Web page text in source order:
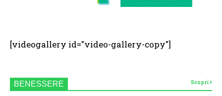
[videogallery id="video-gallery-copy"]
BENESSERE Scopri